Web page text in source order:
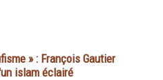
» : François Gautier
islam éclairé